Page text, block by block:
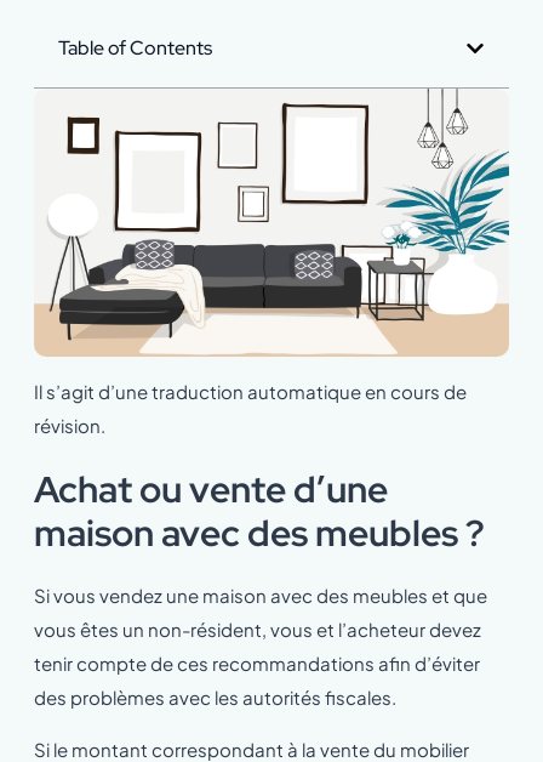
Table of Contents
Il s’agit d’une traduction automatique en cours de
révision.
Achat ou vente d’une
maison avec des meubles ?
Si vous vendez une maison avec des meubles et que
vous êtes un non-résident, vous et l’acheteur devez
tenir compte de ces recommandations afin d’éviter
des problèmes avec les autorités fiscales.
Si le montant correspondant à la vente du mobilier